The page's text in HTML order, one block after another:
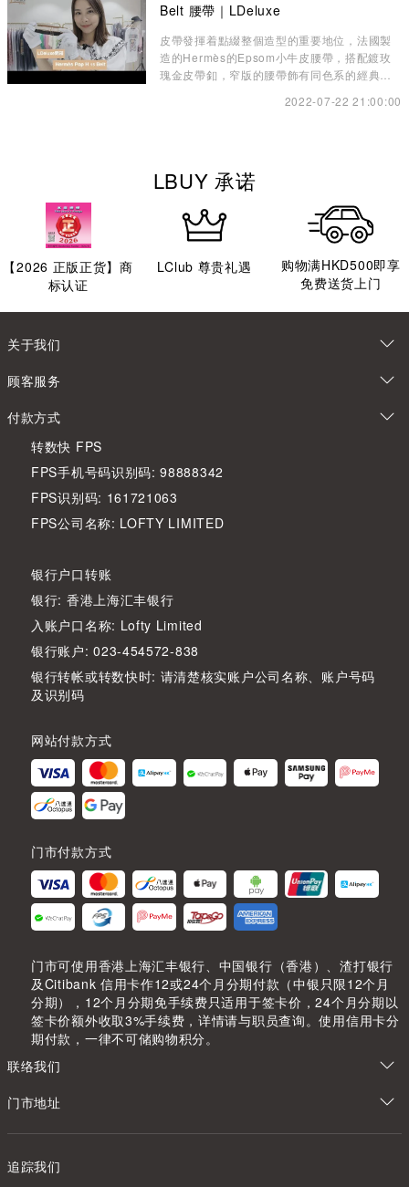
Belt 腰帶｜LDeluxe
皮帶發揮着點綴整個造型的重要地位，法國製
造的Hermès的Epsom小牛皮腰帶，搭配鍍玫
瑰金皮帶釦，窄版的腰帶飾有同色系的經典
2022-07-22 21:00:00
LBUY 承诺
【2026 正版正货】商
标认证
LClub 尊贵礼遇
购物满HKD500即享
免费送货上门
关于我们
顾客服务
付款方式
转数快 FPS
FPS手机号码识别码: 98888342
FPS识别码: 161721063
FPS公司名称: LOFTY LIMITED
银行户口转账
银行: 香港上海汇丰银行
入账户口名称: Lofty Limited
银行账户: 023-454572-838
银行转帐或转数快时: 请清楚核实账户公司名称、账户号码
及识别码
网站付款方式
门市付款方式
门市可使用香港上海汇丰银行、中国银行（香港）、渣打银行
及Citibank 信用卡作12或24个月分期付款（中银只限12个月
分期），12个月分期免手续费只适用于签卡价，24个月分期以
签卡价额外收取3%手续费，详情请与职员查询。使用信用卡分
期付款，一律不可储购物积分。
联络我们
门市地址
追踪我们